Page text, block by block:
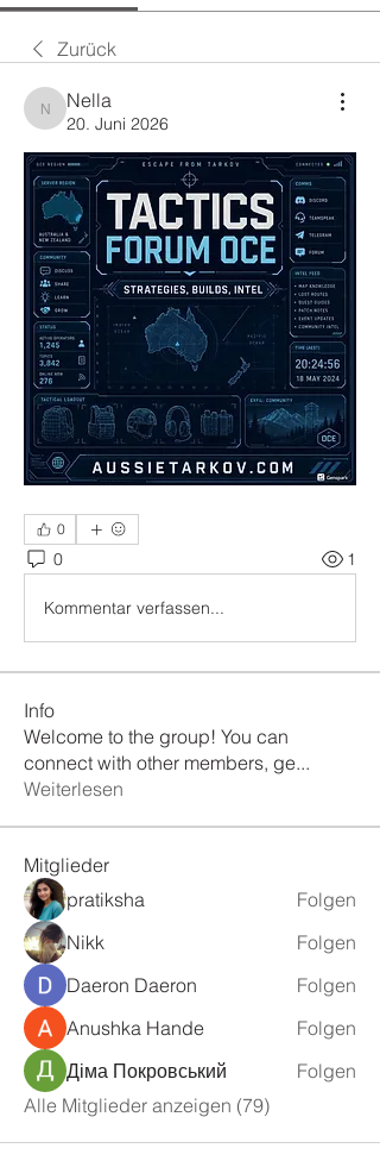
Zurück
Nella
Nella
20. Juni 2026
0
0 1
Kommentar verfassen...
Info
Welcome to the group! You can
connect with other members, ge...
Weiterlesen
Mitglieder
pratiksha
Folgen
Nikk
Folgen
Daeron Daeron
Folgen
Anushka Hande
Folgen
Діма Покровський
Folgen
Alle Mitglieder anzeigen (79)